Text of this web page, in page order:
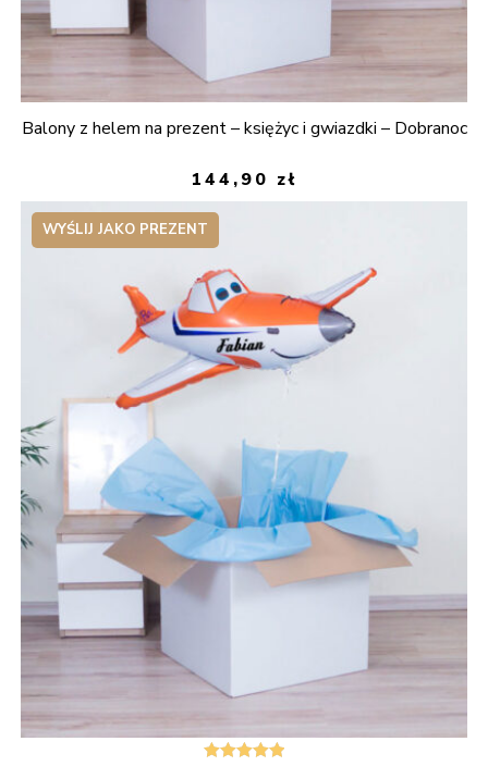
Balony z helem na prezent – księżyc i gwiazdki – Dobranoc
144,90 zł
WYŚLIJ JAKO PREZENT